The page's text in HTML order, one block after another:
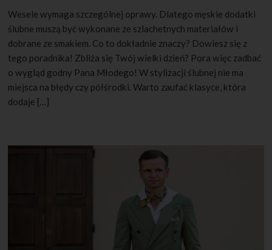
Wesele wymaga szczególnej oprawy. Dlatego męskie dodatki
ślubne muszą być wykonane ze szlachetnych materiałów i
dobrane ze smakiem. Co to dokładnie znaczy? Dowiesz się z
tego poradnika! Zbliża się Twój wielki dzień? Pora więc zadbać
o wygląd godny Pana Młodego! W stylizacji ślubnej nie ma
miejsca na błędy czy półśrodki. Warto zaufać klasyce, która
dodaje […]